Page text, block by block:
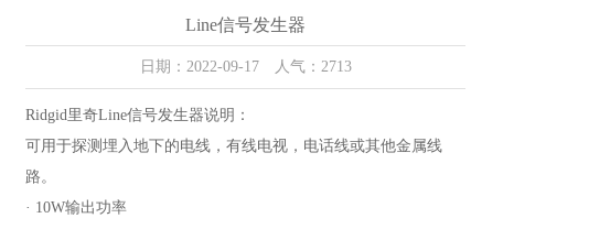
Line信号发生器
日期：2022-09-17 人气：2713
Ridgid里奇Line信号发生器说明：
可用于探测埋入地下的电线，有线电视，电话线或其他金属线
路。
· 10W输出功率